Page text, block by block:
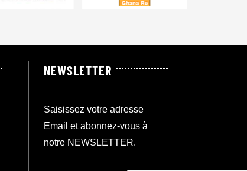
NEWSLETTER
Saisissez votre adresse
Email et abonnez-vous à
notre NEWSLETTER.